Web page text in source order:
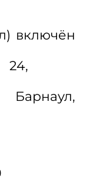
включён
24,
Барнаул,